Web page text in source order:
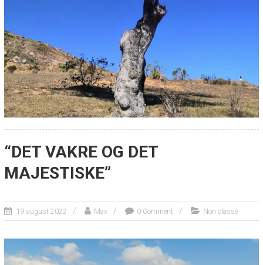
“DET VAKRE OG DET
MAJESTISKE”
19 august 2022 Max 0 Comment Non classé